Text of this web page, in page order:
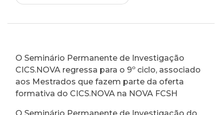
O Seminário Permanente de Investigação
CICS.NOVA regressa para o 9º ciclo, associado
aos Mestrados que fazem parte da oferta
formativa do CICS.NOVA na NOVA FCSH